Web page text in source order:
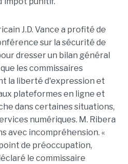
J.D. Vance a profité de
sur la sécurité de
dresser un bilan général
les commissaires
la liberté d'expression et
plateformes en ligne et
dans certaines situations,
numériques. M. Ribera
avec incompréhension. «
de préoccupation,
le commissaire